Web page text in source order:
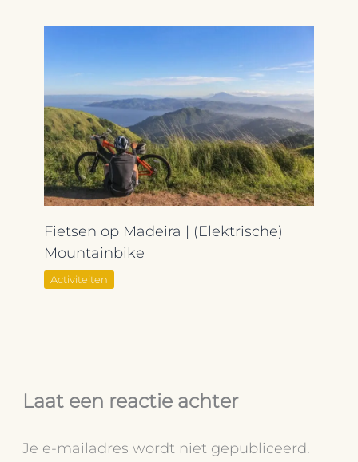
Fietsen op Madeira | (Elektrische)
Mountainbike
Activiteiten
Laat een reactie achter
Je e-mailadres wordt niet gepubliceerd.